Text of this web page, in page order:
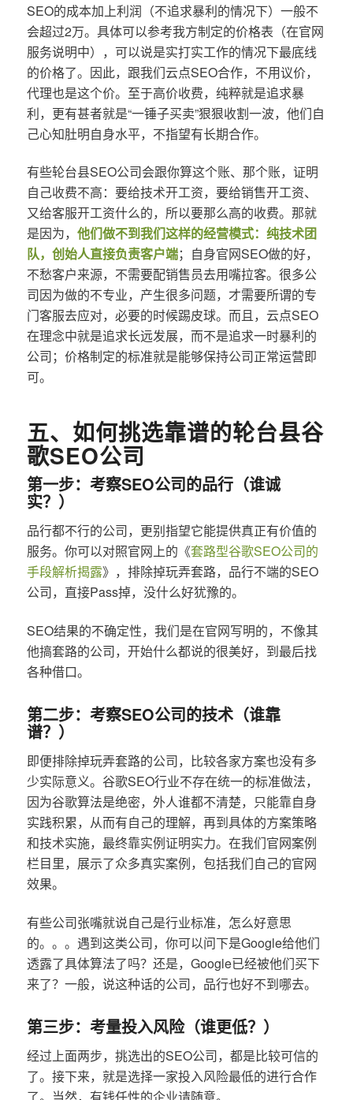
SEO的成本加上利润（不追求暴利的情况下）一般不
会超过2万。具体可以参考我方制定的价格表（在官网
服务说明中），可以说是实打实工作的情况下最底线
的价格了。因此，跟我们云点SEO合作，不用议价，
代理也是这个价。至于高价收费，纯粹就是追求暴
利，更有甚者就是“一锤子买卖”狠狠收割一波，他们自
己心知肚明自身水平，不指望有长期合作。
有些轮台县SEO公司会跟你算这个账、那个账，证明
自己收费不高：要给技术开工资，要给销售开工资、
又给客服开工资什么的，所以要那么高的收费。那就
是因为， 他们做不到我们这样的经营模式：纯技术团
队，创始人直接负责客户端；自身官网SEO做的好，
不愁客户来源，不需要配销售员去用嘴拉客。很多公
司因为做的不专业，产生很多问题，才需要所谓的专
门客服去应对，必要的时候踢皮球。而且，云点SEO
在理念中就是追求长远发展，而不是追求一时暴利的
公司；价格制定的标准就是能够保持公司正常运营即
可。
五、如何挑选靠谱的轮台县谷
歌SEO公司
第一步：考察SEO公司的品行（谁诚
实？）
品行都不行的公司，更别指望它能提供真正有价值的
服务。你可以对照官网上的《套路型谷歌SEO公司的
手段解析揭露》，排除掉玩弄套路，品行不端的SEO
公司，直接Pass掉，没什么好犹豫的。
SEO结果的不确定性，我们是在官网写明的，不像其
他搞套路的公司，开始什么都说的很美好，到最后找
各种借口。
第二步：考察SEO公司的技术（谁靠
谱？）
即便排除掉玩弄套路的公司，比较各家方案也没有多
少实际意义。谷歌SEO行业不存在统一的标准做法，
因为谷歌算法是绝密，外人谁都不清楚，只能靠自身
实践积累，从而有自己的理解，再到具体的方案策略
和技术实施，最终靠实例证明实力。在我们官网案例
栏目里，展示了众多真实案例，包括我们自己的官网
效果。
有些公司张嘴就说自己是行业标准，怎么好意思
的。。。遇到这类公司，你可以问下是Google给他们
透露了具体算法了吗？还是，Google已经被他们买下
来了？一般，说这种话的公司，品行也好不到哪去。
第三步：考量投入风险（谁更低？）
经过上面两步，挑选出的SEO公司，都是比较可信的
了。接下来，就是选择一家投入风险最低的进行合作